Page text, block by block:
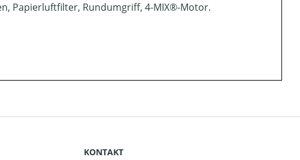
Papierluftfilter, Rundumgriff, 4-MIX®-Motor.
KONTAKT